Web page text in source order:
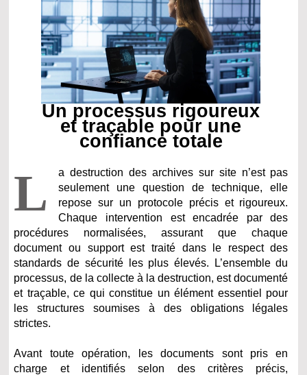
Un processus rigoureux
et traçable pour une
confiance totale
L
a destruction des archives sur site n’est pas
seulement une question de technique, elle
repose sur un protocole précis et rigoureux.
Chaque intervention est encadrée par des
procédures normalisées, assurant que chaque
document ou support est traité dans le respect des
standards de sécurité les plus élevés. L’ensemble du
processus, de la collecte à la destruction, est documenté
et traçable, ce qui constitue un élément essentiel pour
les structures soumises à des obligations légales
strictes.
Avant toute opération, les documents sont pris en
charge et identifiés selon des critères précis,